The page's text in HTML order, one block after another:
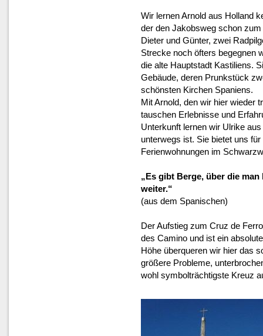
Wir lernen Arnold aus Holland
der den Jakobsweg schon
Dieter und Günter, zwei
Strecke noch öfters begegnen
die alte Hauptstadt Kastiliens.
Gebäude, deren Prunkstück
schönsten Kirchen Spaniens.
Mit Arnold, den wir hier wieder
tauschen Erlebnisse und
Unterkunft lernen wir Ulrike
unterwegs ist. Sie bietet uns
Ferienwohnungen im
„Es gibt Berge, über die
weiter.“
(aus dem Spanischen)
Der Aufstieg zum Cruz de
des Camino und ist ein
Höhe überqueren wir hier das
größere Probleme,
wohl symbolträchtigste Kreuz